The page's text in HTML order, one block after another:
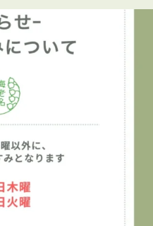
ちら
ただけます